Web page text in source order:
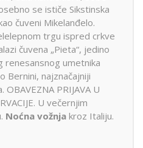
se ističe Sikstinska
čuveni Mikelanđelo.
trgu ispred crkve
čuvena „Pieta“, jedino
umetnika
Bernini, najznačajniji
PRIJAVA U
U večernjim
Noćna vožnja kroz Italiju.